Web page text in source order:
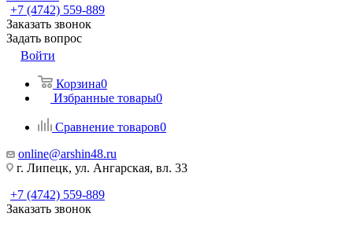
+7 (4742) 559-889
Заказать звонок
Задать вопрос
Войти
Корзина0
Избранные товары0
Сравнение товаров0
online@arshin48.ru
г. Липецк, ул. Ангарская, вл. 33
+7 (4742) 559-889
Заказать звонок